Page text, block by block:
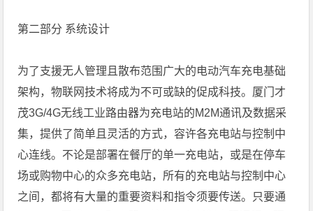
第二部分 系统设计
为了支援无人管理且散布范围广大的电动汽车充电基础
架构，物联网技术将成为不可或缺的促成科技。厦门才
茂3G/4G无线工业路由器为充电站的M2M通讯及数据采
集，提供了简单且灵活的方式，容许各充电站与控制中
心连线。不论是部署在餐厅的单一充电站，或是在停车
场或购物中心的众多充电站，所有的充电站与控制中心
之间，都将有大量的重要资料和指令须要传送。只要通